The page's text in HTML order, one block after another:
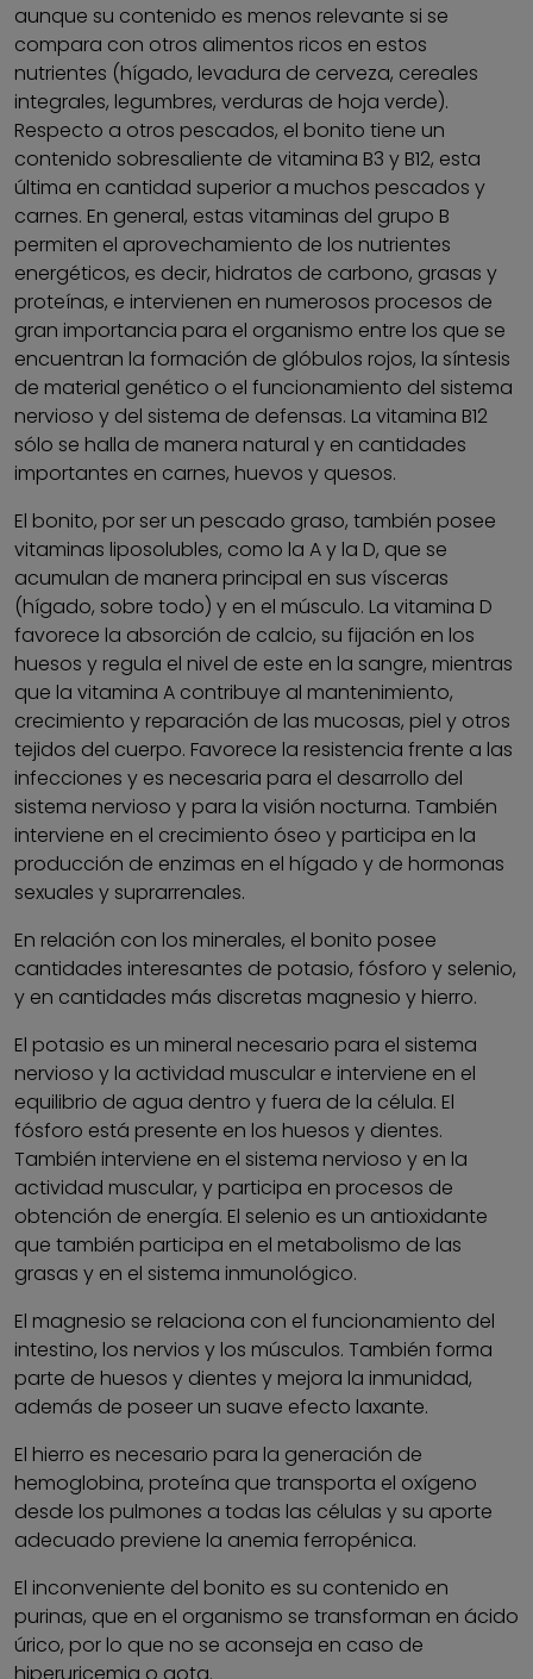
aunque su contenido es menos relevante si se
compara con otros alimentos ricos en estos
nutrientes (hígado, levadura de cerveza, cereales
integrales, legumbres, verduras de hoja verde).
Respecto a otros pescados, el bonito tiene un
contenido sobresaliente de vitamina B3 y B12, esta
última en cantidad superior a muchos pescados y
carnes. En general, estas vitaminas del grupo B
permiten el aprovechamiento de los nutrientes
energéticos, es decir, hidratos de carbono, grasas y
proteínas, e intervienen en numerosos procesos de
gran importancia para el organismo entre los que se
encuentran la formación de glóbulos rojos, la síntesis
de material genético o el funcionamiento del sistema
nervioso y del sistema de defensas. La vitamina B12
sólo se halla de manera natural y en cantidades
importantes en carnes, huevos y quesos.
El bonito, por ser un pescado graso, también posee
vitaminas liposolubles, como la A y la D, que se
acumulan de manera principal en sus vísceras
(hígado, sobre todo) y en el músculo. La vitamina D
favorece la absorción de calcio, su fijación en los
huesos y regula el nivel de este en la sangre, mientras
que la vitamina A contribuye al mantenimiento,
crecimiento y reparación de las mucosas, piel y otros
tejidos del cuerpo. Favorece la resistencia frente a las
infecciones y es necesaria para el desarrollo del
sistema nervioso y para la visión nocturna. También
interviene en el crecimiento óseo y participa en la
producción de enzimas en el hígado y de hormonas
sexuales y suprarrenales.
En relación con los minerales, el bonito posee
cantidades interesantes de potasio, fósforo y selenio,
y en cantidades más discretas magnesio y hierro.
El potasio es un mineral necesario para el sistema
nervioso y la actividad muscular e interviene en el
equilibrio de agua dentro y fuera de la célula. El
fósforo está presente en los huesos y dientes.
También interviene en el sistema nervioso y en la
actividad muscular, y participa en procesos de
obtención de energía. El selenio es un antioxidante
que también participa en el metabolismo de las
grasas y en el sistema inmunológico.
El magnesio se relaciona con el funcionamiento del
intestino, los nervios y los músculos. También forma
parte de huesos y dientes y mejora la inmunidad,
además de poseer un suave efecto laxante.
El hierro es necesario para la generación de
hemoglobina, proteína que transporta el oxígeno
desde los pulmones a todas las células y su aporte
adecuado previene la anemia ferropénica.
El inconveniente del bonito es su contenido en
purinas, que en el organismo se transforman en ácido
úrico, por lo que no se aconseja en caso de